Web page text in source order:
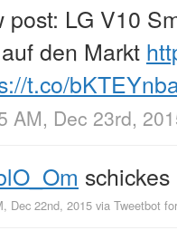
post: LG V10
den Markt
t.co/
AM, Dec 23rd,
Dec 22nd, 2015 via Tweetbot